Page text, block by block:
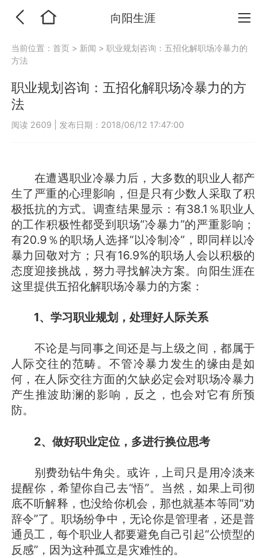
向阳生涯
当前位置：首页 > 新闻 >职业规划咨询：五招化解职场冷暴力的
方法
职业规划咨询：五招化解职场冷暴力的方
法
阅读 2609 发布日期：2018/06/12 17:47:00
在遭遇职业冷暴力后，大多数的职业人都产
生了严重的心理影响，但是只有少数人采取了积
极抵抗的方式。调查结果显示：有38.1％职业人
的工作积极性都受到职场“冷暴力”的严重影响；
有20.9％的职场人选择“以冷制冷”，即同样以冷
暴力回敬对方；只有16.9%的职场人会以积极的
态度迎接挑战，努力寻找解决方案。向阳生涯在
这里提供五招化解职场冷暴力的方案：
1、学习职业规划，处理好人际关系
不论是与同事之间还是与上级之间，都属于
人际交往的范畴。不管冷暴力发生的缘由是如
何，在人际交往方面的欠缺必定会对职场冷暴力
产生推波助澜的影响，反之，也会对它有所预
防。
2、做好职业定位，多进行换位思考
别费劲钻牛角尖。或许，上司只是用冷淡来
提醒你，希望你自己去“悟”。当然，如果上司彻
底不听解释，也没给你机会，那也就基本等同“劝
辞令”了。职场纷争中，无论你是管理者，还是普
通员工，每个职业人都要避免自己引起“公愤型的
反感”，因为这种孤立是灾难性的。